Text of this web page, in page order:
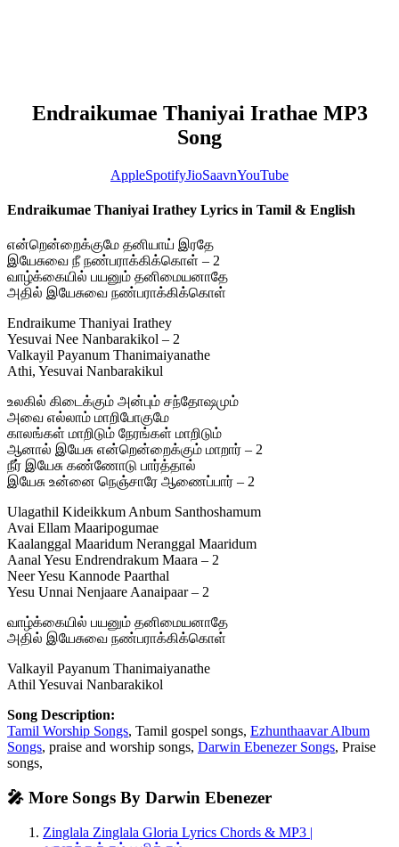
Endraikumae Thaniyai Irathae MP3
Song
AppleSpotifyJioSaavnYouTube
Endraikumae Thaniyai Irathey Lyrics in Tamil & English
என்றென்றைக்குமே தனியாய் இரதே
இயேசுவை நீ நண்பராக்கிக்கொள் – 2
வாழ்க்கையில் பயனும் தனிமையனாதே
அதில் இயேசுவை நண்பராக்கிக்கொள்
Endraikume Thaniyai Irathey
Yesuvai Nee Nanbarakikol – 2
Valkayil Payanum Thanimaiyanathe
Athi, Yesuvai Nanbarakikul
உலகில் கிடைக்கும் அன்பும் சந்தோஷமும்
அவை எல்லாம் மாறிபோகுமே
காலங்கள் மாறிடும் நேரங்கள் மாறிடும்
ஆனால் இயேசு என்றென்றைக்கும் மாறார் – 2
நீர் இயேசு கண்ணோடு பார்த்தால்
இயேசு உன்னை நெஞ்சாரே ஆணைப்பார் – 2
Ulagathil Kideikkum Anbum Santhoshamum
Avai Ellam Maaripogumae
Kaalanggal Maaridum Neranggal Maaridum
Aanal Yesu Endrendrakum Maara – 2
Neer Yesu Kannode Paarthal
Yesu Unnai Nenjaare Aanaipaar – 2
வாழ்க்கையில் பயனும் தனிமையனாதே
அதில் இயேசுவை நண்பராக்கிக்கொள்
Valkayil Payanum Thanimaiyanathe
Athil Yesuvai Nanbarakikol
Song Description:
Tamil Worship Songs, Tamil gospel songs, Ezhunthaavar Album
Songs, praise and worship songs, Darwin Ebenezer Songs, Praise
songs,
🎤 More Songs By Darwin Ebenezer
Zinglala Zinglala Gloria Lyrics Chords & MP3 |